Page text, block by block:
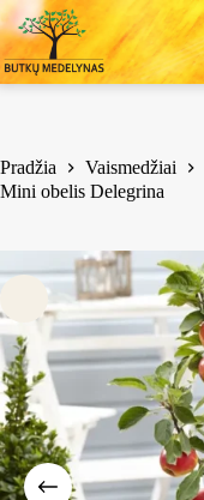
Pradžia Vaismedžiai
Mini obelis Delegrina